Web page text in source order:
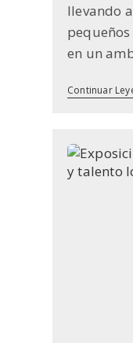
llevando
en un
Continuar